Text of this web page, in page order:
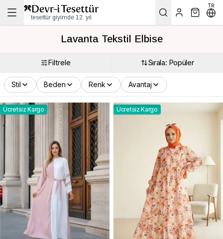
tesettür giyimde 12. yıl
TR
Lavanta Tekstil Elbise
Filtrele Sırala: Popüler
Stil Beden Renk Avantaj
Ücretsiz Kargo Ücretsiz Kargo